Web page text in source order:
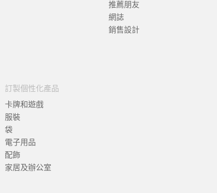
推薦朋友
網誌
銷售設計
訂製個性化產品
卡牌和遊戲
服裝
袋
電子用品
配飾
家居及辦公室